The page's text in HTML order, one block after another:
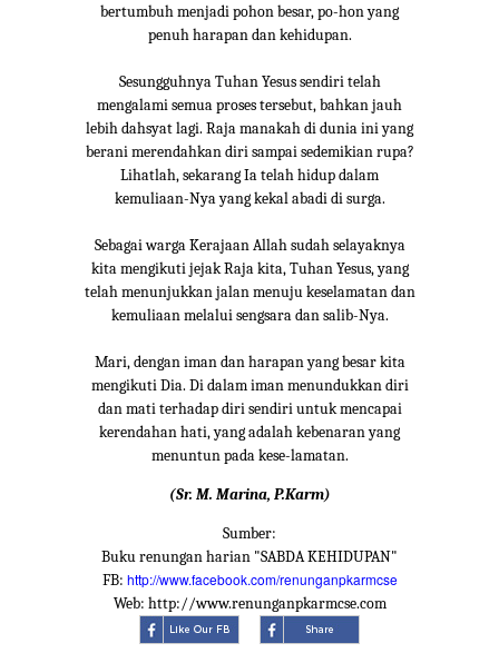
bertumbuh menjadi pohon besar, po-hon yang
penuh harapan dan kehidupan.
Sesungguhnya Tuhan Yesus sendiri telah
mengalami semua proses tersebut, bahkan jauh
lebih dahsyat lagi. Raja manakah di dunia ini yang
berani merendahkan diri sampai sedemikian rupa?
Lihatlah, sekarang Ia telah hidup dalam
kemuliaan-Nya yang kekal abadi di surga.
Sebagai warga Kerajaan Allah sudah selayaknya
kita mengikuti jejak Raja kita, Tuhan Yesus, yang
telah menunjukkan jalan menuju keselamatan dan
kemuliaan melalui sengsara dan salib-Nya.
Mari, dengan iman dan harapan yang besar kita
mengikuti Dia. Di dalam iman menundukkan diri
dan mati terhadap diri sendiri untuk mencapai
kerendahan hati, yang adalah kebenaran yang
menuntun pada kese-lamatan.
(Sr. M. Marina, P.Karm)
Sumber:
Buku renungan harian "SABDA KEHIDUPAN"
FB: http://www.facebook.com/renunganpkarmcse
Web: http://www.renunganpkarmcse.com